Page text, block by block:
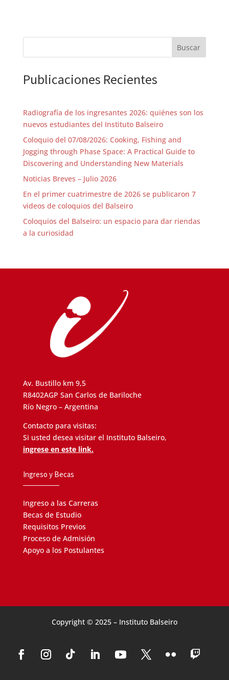
Buscar
Publicaciones Recientes
Radiografía de los ingresantes 2026: quiénes son los
nuevos estudiantes del Instituto Balseiro
Coloquio del 07/08/2026: Cooking, Fishing and
Jogging through Phase Space: A Practical Guide to
Discovering and Understanding New Materials
Noticias Breves – Julio 2026
En el primer cuatrimestre de 2026 se publicaron 7
videos de coloquios del Balseiro
Coloquios del Balseiro: un espacio para dar riendas
a la curiosidad
Av. Bustillo km 9,5
R8402AGP San Carlos de Bariloche
Río Negro – Argentina
Contacto para visitas:
Si usted desea visitar el Instituto Balseiro,
ingrese en este link.
Ingreso y Becas
Ingreso a las Carreras
Becas de Estudio
Requisitos Previos
Proceso de Admisión
Apoyo a los Postulantes
Copyright © 2025 – Instituto Balseiro